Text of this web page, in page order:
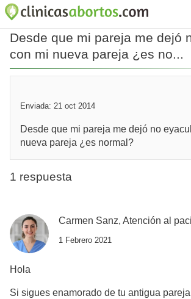
Desde que mi pareja me dejó
con mi nueva pareja ¿es no...
Enviada: 21 oct 2014
Desde que mi pareja me dejó no
nueva pareja ¿es normal?
1 respuesta
Carmen Sanz, Atención al
1 Febrero 2021
Hola
Si sigues enamorado de tu antigua